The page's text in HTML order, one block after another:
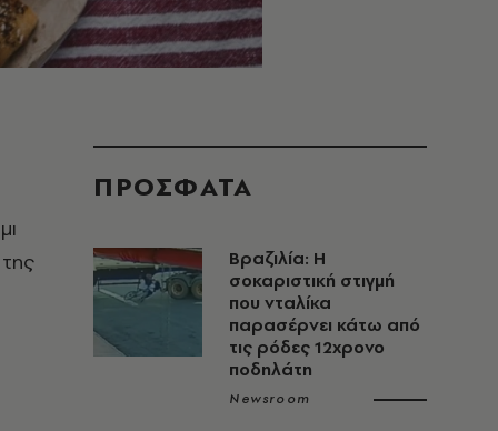
ΠΡΟΣΦΑΤΑ
Βραζιλία: Η
σοκαριστική στιγμή
που νταλίκα
παρασέρνει κάτω από
τις ρόδες 12χρονο
ποδηλάτη
Newsroom